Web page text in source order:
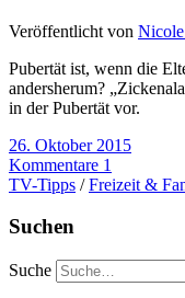
Veröffentlicht von
Pubertät ist, wenn die
andersherum?
in der Pubertät vor.
26. Oktober 2015
Kommentare 1
TV-Tipps /Freizeit &
Suchen
Suche